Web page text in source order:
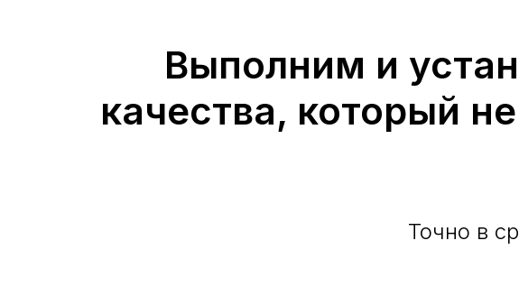
Выполним и
качества, который
Точно в